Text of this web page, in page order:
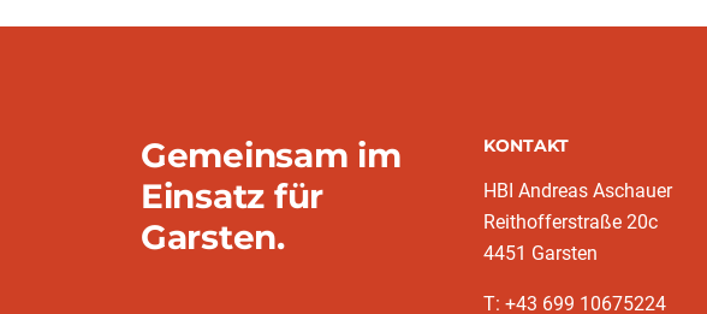
Gemeinsam im
Einsatz für
Garsten.
KONTAKT
HBI Andreas Aschauer
Reithofferstraße 20c
4451 Garsten
T: ‭+43 699 10675224‬